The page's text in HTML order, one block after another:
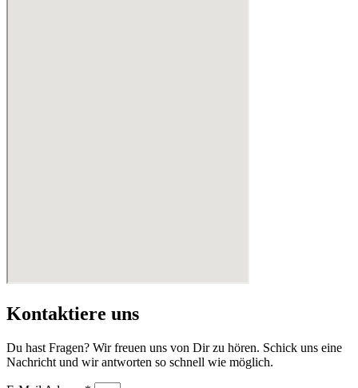
Kontaktiere uns
Du hast Fragen? Wir freuen uns von Dir zu hören. Schick uns eine
Nachricht und wir antworten so schnell wie möglich.